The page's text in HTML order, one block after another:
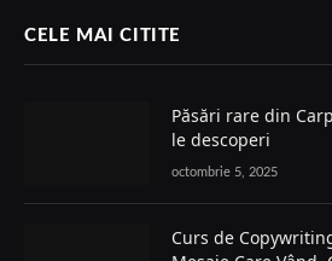
CELE MAI CITITE
Păsări rare din
le descoperi
octombrie 5, 2025
Curs de